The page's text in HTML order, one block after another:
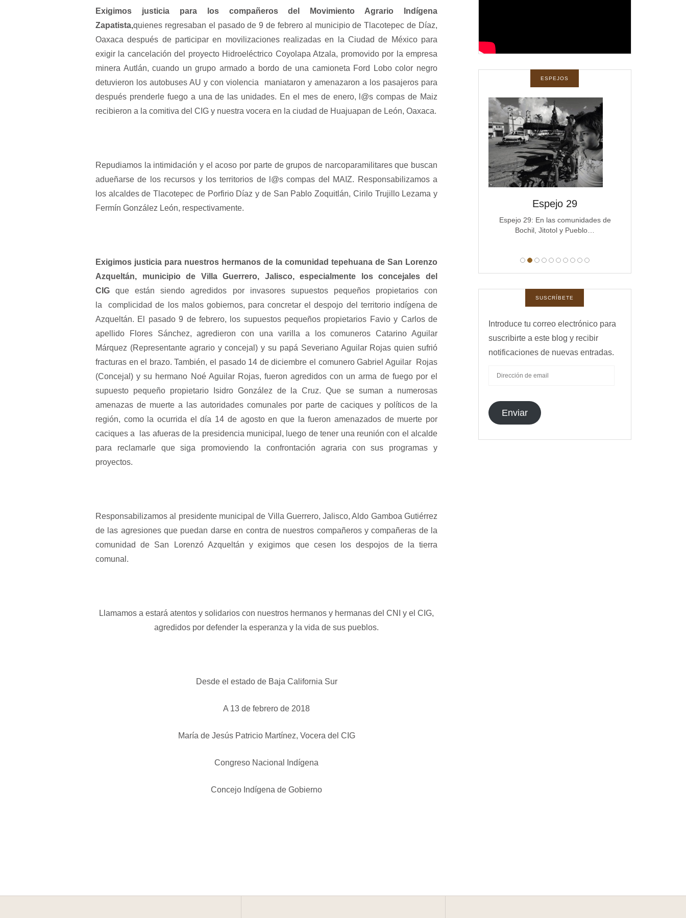
Exigimos justicia para los compañeros del Movimiento Agrario Indígena
Zapatista,quienes regresaban el pasado de 9 de febrero al municipio de Tlacotepec de Díaz,
Oaxaca después de participar en movilizaciones realizadas en la Ciudad de México para
exigir la cancelación del proyecto Hidroeléctrico Coyolapa Atzala, promovido por la empresa
minera Autlán, cuando un grupo armado a bordo de una camioneta Ford Lobo color negro
detuvieron los autobuses AU y con violencia maniataron y amenazaron a los pasajeros para
después prenderle fuego a una de las unidades. En el mes de enero, l@s compas de Maiz
recibieron a la comitiva del CIG y nuestra vocera en la ciudad de Huajuapan de León, Oaxaca.
Repudiamos la intimidación y el acoso por parte de grupos de narcoparamilitares que buscan
adueñarse de los recursos y los territorios de l@s compas del MAIZ. Responsabilizamos a
los alcaldes de Tlacotepec de Porfirio Díaz y de San Pablo Zoquitlán, Cirilo Trujillo Lezama y
Fermín González León, respectivamente.
Exigimos justicia para nuestros hermanos de la comunidad tepehuana de San Lorenzo
Azqueltán, municipio de Villa Guerrero, Jalisco, especialmente los concejales del
CIGque están siendo agredidos por invasores supuestos pequeños propietarios con
la complicidad de los malos gobiernos, para concretar el despojo del territorio indígena de
Azqueltán. El pasado 9 de febrero, los supuestos pequeños propietarios Favio y Carlos de
apellido Flores Sánchez, agredieron con una varilla a los comuneros Catarino Aguilar
Márquez (Representante agrario y concejal) y su papá Severiano Aguilar Rojas quien sufrió
fracturas en el brazo. También, el pasado 14 de diciembre el comunero Gabriel Aguilar Rojas
(Concejal) y su hermano Noé Aguilar Rojas, fueron agredidos con un arma de fuego por el
supuesto pequeño propietario Isidro González de la Cruz. Que se suman a numerosas
amenazas de muerte a las autoridades comunales por parte de caciques y políticos de la
región, como la ocurrida el día 14 de agosto en que la fueron amenazados de muerte por
caciques a las afueras de la presidencia municipal, luego de tener una reunión con el alcalde
para reclamarle que siga promoviendo la confrontación agraria con sus programas y
proyectos.
Responsabilizamos al presidente municipal de Villa Guerrero, Jalisco, Aldo Gamboa Gutiérrez
de las agresiones que puedan darse en contra de nuestros compañeros y compañeras de la
comunidad de San Lorenzó Azqueltán y exigimos que cesen los despojos de la tierra
comunal.
Llamamos a estará atentos y solidarios con nuestros hermanos y hermanas del CNI y el CIG,
agredidos por defender la esperanza y la vida de sus pueblos.
Desde el estado de Baja California Sur
A 13 de febrero de 2018
María de Jesús Patricio Martínez, Vocera del CIG
Congreso Nacional Indígena
Concejo Indígena de Gobierno
ESPEJOS
Espejo 29
Espejo 29: En las comunidades de
Bochil, Jitotol y Pueblo…
SUSCRÍBETE
Introduce tu correo electrónico para
suscribirte a este blog y recibir
notificaciones de nuevas entradas.
EMAIL
Enviar